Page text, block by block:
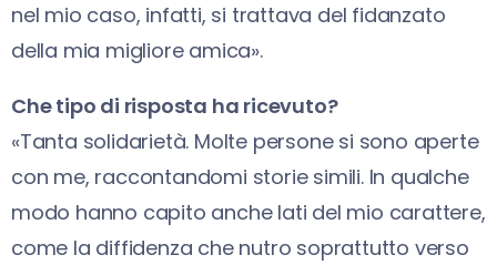
nel mio caso, infatti, si trattava del fidanzato
della mia migliore amica».
Che tipo di risposta ha ricevuto?
«Tanta solidarietà. Molte persone si sono aperte
con me, raccontandomi storie simili. In qualche
modo hanno capito anche lati del mio carattere,
come la diffidenza che nutro soprattutto verso